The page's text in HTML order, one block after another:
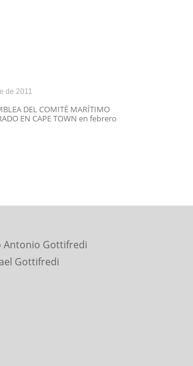
de 2011
DEL COMITÉ MARÍTIMO
EN CAPE TOWN en febrero
Antonio Gottifredi
Gottifredi